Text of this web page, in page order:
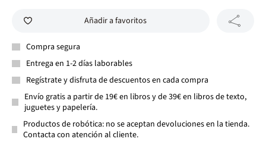
Añadir a favoritos
Compra segura
Entrega en 1-2 días laborables
Regístrate y disfruta de descuentos en cada compra
Envío gratis a partir de 19€ en libros y de 39€ en libros de texto,
juguetes y papelería.
Productos de robótica: no se aceptan devoluciones en la tienda.
Contacta con atención al cliente.